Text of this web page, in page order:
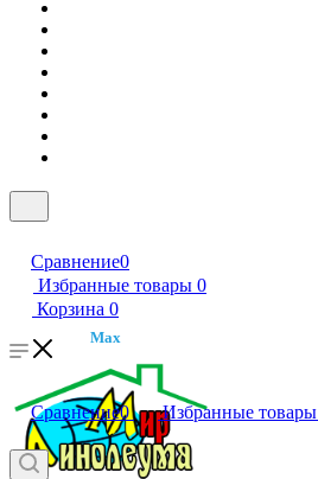
Сравнение0
Избранные товары 0
Корзина 0
Max
Сравнение0 Избранные товары